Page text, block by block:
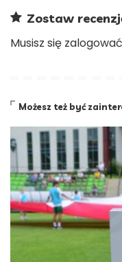
Zostaw
Musisz się zalogować
Możesz też być